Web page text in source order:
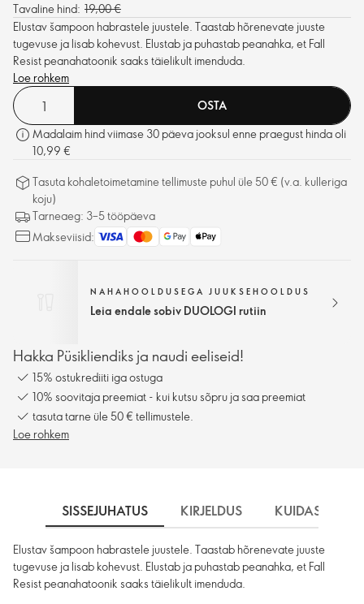
Tavaline hind: 19,00 €
Elustav šampoon habrastele juustele. Taastab hõrenevate juuste
tugevuse ja lisab kohevust. Elustab ja puhastab peanahka, et Fall
Resist peanahatoonik saaks täielikult imenduda.
Loe rohkem
OSTA
Madalaim hind viimase 30 päeva jooksul enne praegust hinda oli
10,99 €
Tasuta kohaletoimetamine tellimuste puhul üle 50 € (v.a. kulleriga
koju)
Tarneaeg: 3–5 tööpäeva
Makseviisid:
NAHAHOOLDUSEGA JUUKSEHOOLDUS
Leia endale sobiv DUOLOGI rutiin
Hakka Püsikliendiks ja naudi eeliseid!
15% ostukrediiti iga ostuga
10% soovitaja preemiat - kui kutsu sõpru ja saa preemiat
tasuta tarne üle 50 € tellimustele.
Loe rohkem
SISSEJUHATUS KIRJELDUS KUIDAS
Elustav šampoon habrastele juustele. Taastab hõrenevate juuste
tugevuse ja lisab kohevust. Elustab ja puhastab peanahka, et Fall
Resist peanahatoonik saaks täielikult imenduda.